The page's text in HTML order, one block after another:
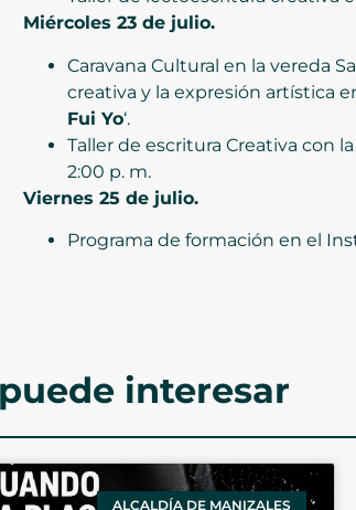
Miércoles 23 de julio.
Caravana Cultural en la vereda
creativa y la expresión artística
Fui Yo‘.
Taller de escritura Creativa con
2:00 p. m.
Viernes 25 de julio.
Programa de formación en el
interesar
ALCALDÍA DE MANIZALES